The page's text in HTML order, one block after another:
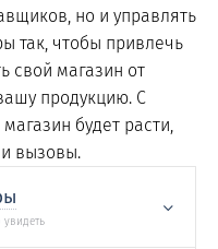
но и управлять
так, чтобы привлечь
свой магазин от
продукцию. С
будет расти,
вызовы.